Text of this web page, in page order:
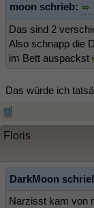
moon schrieb:
Das sind 2
Also schnapp die
im Bett auspackst
Das würde ich
Floris
DarkMoon
Narzisst kam von